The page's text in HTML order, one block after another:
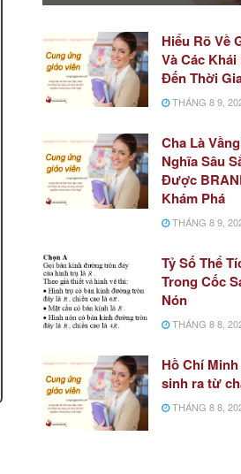
Hiểu Rõ Về
Và Các
Đến Thời
THÁNG 8 9,
Cha Là
Nghĩa Sâu
Được
Khám Phá
THÁNG 8 9,
Tỷ Số Thể
Trong Cốc
Nón
THÁNG 8 8,
Hồ Chí
sinh ra từ
THÁNG 8 8,